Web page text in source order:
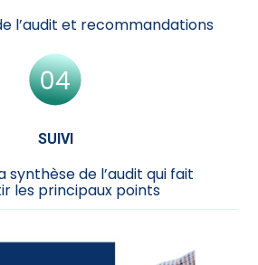
l’audit et recommandations
SUIVI
synthèse de l’audit qui fait
les principaux points